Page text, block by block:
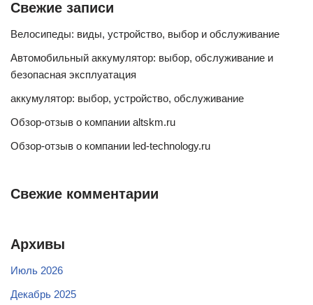
Свежие записи
Велосипеды: виды, устройство, выбор и обслуживание
Автомобильный аккумулятор: выбор, обслуживание и
безопасная эксплуатация
аккумулятор: выбор, устройство, обслуживание
Обзор-отзыв о компании altskm.ru
Обзор-отзыв о компании led-technology.ru
Свежие комментарии
Архивы
Июль 2026
Декабрь 2025